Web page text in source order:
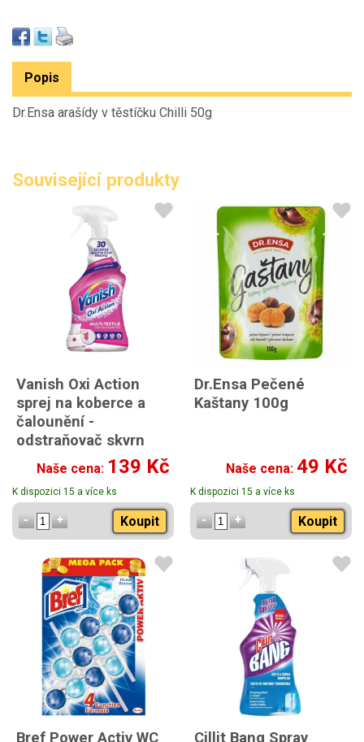
Popis
Dr.Ensa arašídy v těstíčku Chilli 50g
Související produkty
Vanish Oxi Action
sprej na koberce a
čalounění -
odstraňovač skvrn
500 ml
Naše cena: 139 Kč
K dispozici 15 a více ks
Koupit
Dr.Ensa Pečené
Kaštany 100g
Naše cena: 49 Kč
K dispozici 15 a více ks
Koupit
Bref Power Activ WC Cillit Bang Spray